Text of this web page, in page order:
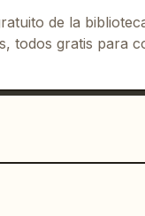
de la
todos gratis para